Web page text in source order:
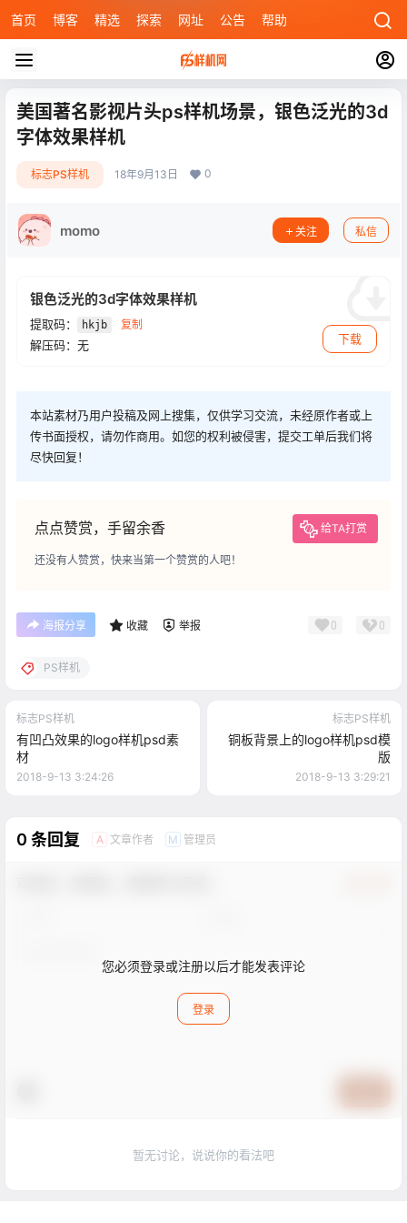
首页 博客 精选 探索 网址 公告 帮助
美国著名影视片头ps样机场景，银色泛光的3d
字体效果样机
标志PS样机 18年9月13日 0
momo 关注 私信
银色泛光的3d字体效果样机
提取码： hkjb 复制
解压码：无 下载
本站素材乃用户投稿及网上搜集，仅供学习交流，未经原作者或上
传书面授权，请勿作商用。如您的权利被侵害，提交工单后我们将
尽快回复！
点点赞赏，手留余香 给TA打赏
还没有人赞赏，快来当第一个赞赏的人吧！
海报分享 收藏 举报 0 0
PS样机
标志PS样机
有凹凸效果的logo样机psd素
材
2018-9-13 3:24:26
标志PS样机
铜板背景上的logo样机psd模
版
2018-9-13 3:29:21
0 条回复 A 文章作者 M 管理员
您必须登录或注册以后才能发表评论
登录
暂无讨论，说说你的看法吧